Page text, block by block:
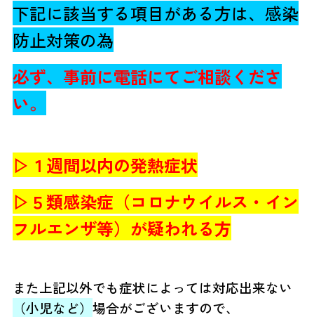
下記に該当する項目がある方は、感染
防止対策の為
必ず、事前に電話にてご相談くださ
い。
▷１週間以内の発熱症状
▷５類感染症（コロナウイルス・イン
フルエンザ等）が疑われる方
また上記以外でも症状によっては対応出来ない
（小児など） 場合がございますので、